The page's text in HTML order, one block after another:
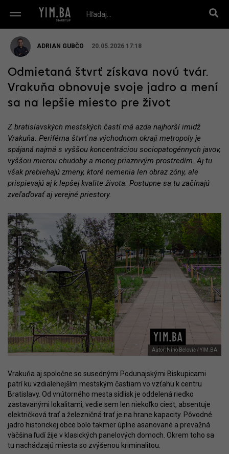
ADRIAN GUBČO 20.05.2026 17:18
Odmietaná štvrť získava novú tvár.
Vrakuňa obnovuje svoje jadro a mení
sa na lepšie miesto pre život
Z bratislavských mestských častí má azda najhorší imidž
Vrakuňa. Periférna štvrť na východnom okraji metropoly je
spájaná najmä s vyššou koncentráciou sociopatogénnych javov,
vyššou mierou chudoby a menej priaznivým prostredím. Aj tu
však prebiehajú zmeny, ktoré nemenia len obraz zóny, ale
prispievajú aj k lepšej kvalite života. Postupne sa tu začínajú
zveľaďovať aj verejné priestory.
Autor: Nino Belovič / YIM.BA
Vrakuňa aj spoločne so susednými Podunajskými Biskupicami
patrí ku vzdialenejším mestským častiam vo vzťahu k centru
Bratislavy. Od vnútorného mesta sídlisk je oddelená riedko
zastavanými lokalitami, vedie sem len niekoľko ciest, absentuje
električková trať a železničná trať je na hrane kapacity. Pôvodné
jadro historickej obce bolo takmer úplne asanované a prevažná
väčšina ľudí žije v klasických panelových domoch. Okrem toho sa
tu nachádzajú miesta so zvýšenou kriminalitou.